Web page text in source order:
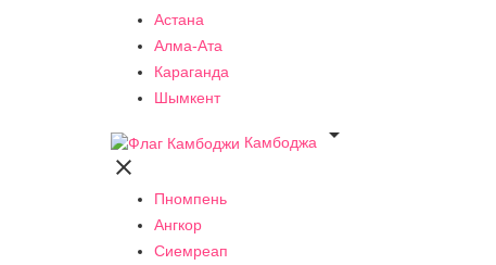
Астана
Алма-Ата
Караганда
Шымкент
Камбоджа


Пномпень
Ангкор
Сиемреап